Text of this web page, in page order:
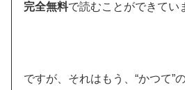
完全無料で読むことができてい
ですが、それはもう、“かつて”